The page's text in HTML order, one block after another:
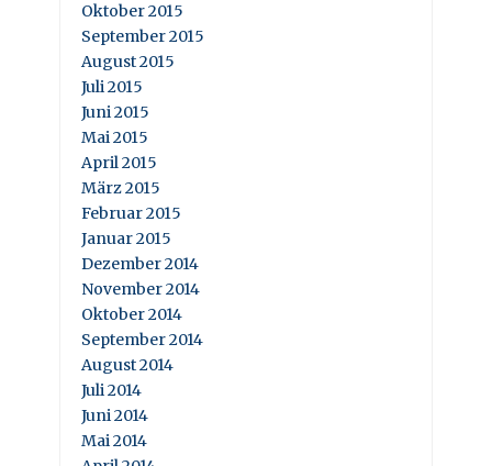
Oktober 2015
September 2015
August 2015
Juli 2015
Juni 2015
Mai 2015
April 2015
März 2015
Februar 2015
Januar 2015
Dezember 2014
November 2014
Oktober 2014
September 2014
August 2014
Juli 2014
Juni 2014
Mai 2014